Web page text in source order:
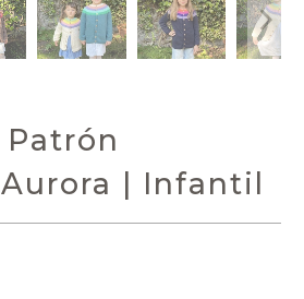
Patrón
| Infantil